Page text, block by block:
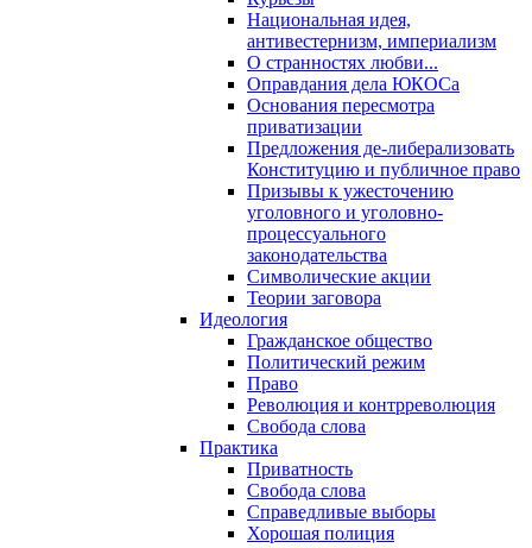
Национальная идея,
антивестернизм, империализм
О странностях любви...
Оправдания дела ЮКОСа
Основания пересмотра
приватизации
Предложения де-либерализовать
Конституцию и публичное право
Призывы к ужесточению
уголовного и уголовно-
процессуального
законодательства
Символические акции
Теории заговора
Идеология
Гражданское общество
Политический режим
Право
Революция и контрреволюция
Свобода слова
Практика
Приватность
Свобода слова
Справедливые выборы
Хорошая полиция